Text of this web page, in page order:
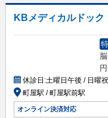
KBメディカルドック
休診日:土曜日午後 / 日曜
町屋駅 / 町屋駅前駅
オンライン決済対応